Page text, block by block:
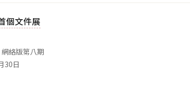
個文件展
絡版第八期
30日